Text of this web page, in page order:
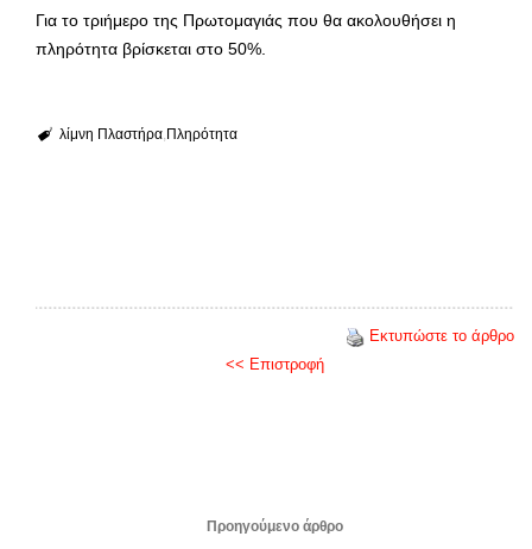
Για το τριήμερο της Πρωτομαγιάς που θα ακολουθήσει η
πληρότητα βρίσκεται στο 50%.
λίμνη Πλαστήρα Πληρότητα
Εκτυπώστε το άρθρο
<< Επιστροφή
Προηγούμενο άρθρο